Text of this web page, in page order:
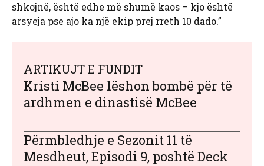
shkojnë, është edhe më shumë kaos – kjo është
arsyeja pse ajo ka një ekip prej rreth 10 dado.”
ARTIKUJT E FUNDIT
Kristi McBee lëshon bombë për të
ardhmen e dinastisë McBee
Përmbledhje e Sezonit 11 të
Mesdheut, Episodi 9, poshtë Deck